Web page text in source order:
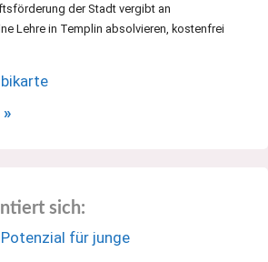
der Stadt vergibt an
Lehre in Templin absolvieren, kostenfrei
sich: